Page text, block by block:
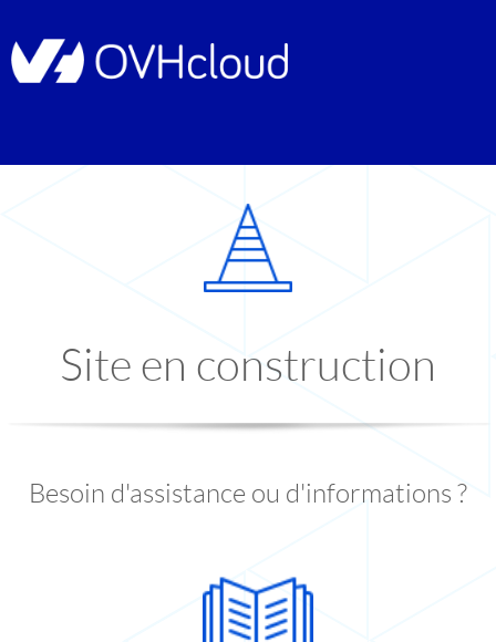
Site en construction
Besoin d'assistance ou d'informations ?